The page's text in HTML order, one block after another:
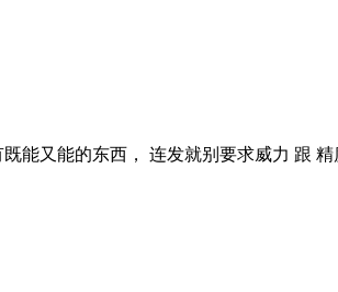
能又能的东西， 连发就别要求威力 跟 精